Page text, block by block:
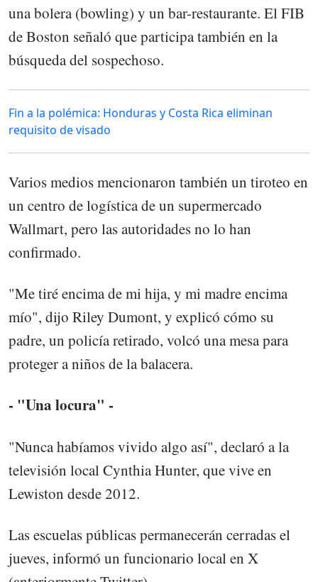
una bolera (bowling) y un bar-restaurante. El FIB
de Boston señaló que participa también en la
búsqueda del sospechoso.
Fin a la polémica: Honduras y Costa Rica eliminan
requisito de visado
Varios medios mencionaron también un tiroteo en
un centro de logística de un supermercado
Wallmart, pero las autoridades no lo han
confirmado.
"Me tiré encima de mi hija, y mi madre encima
mío", dijo Riley Dumont, y explicó cómo su
padre, un policía retirado, volcó una mesa para
proteger a niños de la balacera.
- "Una locura" -
"Nunca habíamos vivido algo así", declaró a la
televisión local Cynthia Hunter, que vive en
Lewiston desde 2012.
Las escuelas públicas permanecerán cerradas el
jueves, informó un funcionario local en X